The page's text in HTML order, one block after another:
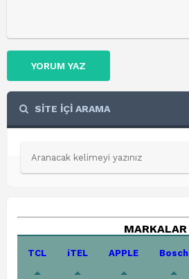
YORUM YAZ
SİTE İÇİ ARAMA
MARKALAR
TCL iTEL APPLE Bosch